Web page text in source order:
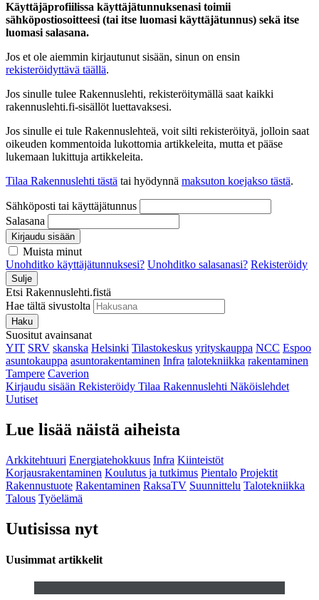
Käyttäjäprofiilissa käyttäjätunnuksenasi toimii
sähköpostiosoitteesi (tai itse luomasi käyttäjätunnus) sekä itse
luomasi salasana.
Jos et ole aiemmin kirjautunut sisään, sinun on ensin
rekisteröidyttävä täällä.
Jos sinulle tulee Rakennuslehti, rekisteröitymällä saat kaikki
rakennuslehti.fi-sisällöt luettavaksesi.
Jos sinulle ei tule Rakennuslehteä, voit silti rekisteröityä, jolloin saat
oikeuden kommentoida lukottomia artikkeleita, mutta et pääse
lukemaan lukittuja artikkeleita.
Tilaa Rakennuslehti tästä tai hyödynnä maksuton koejakso tästä.
Sähköposti tai käyttäjätunnus
Salasana
Kirjaudu sisään
Muista minut
Unohditko käyttäjätunnuksesi? Unohditko salasanasi? Rekisteröidy
Sulje
Etsi Rakennuslehti.fistä
Hae tältä sivustolta
Haku
Suositut avainsanat
YIT SRV skanska Helsinki Tilastokeskus yrityskauppa NCC Espoo
asuntokauppa asuntorakentaminen Infra talotekniikka rakentaminen
Tampere Caverion
Kirjaudu sisään Rekisteröidy Tilaa Rakennuslehti Näköislehdet
Uutiset
Lue lisää näistä aiheista
Arkkitehtuuri Energiatehokkuus Infra Kiinteistöt
Korjausrakentaminen Koulutus ja tutkimus Pientalo Projektit
Rakennustuote Rakentaminen RaksaTV Suunnittelu Talotekniikka
Talous Työelämä
Uutisissa nyt
Uusimmat artikkelit